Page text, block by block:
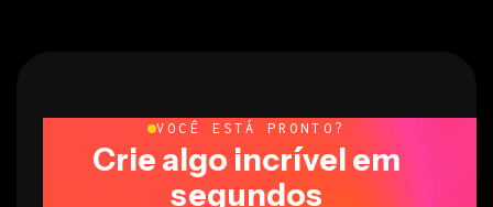
VOCÊ ESTÁ PRONTO?
Crie algo incrível em
segundos